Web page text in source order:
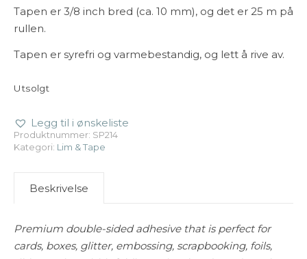
Tapen er 3/8 inch bred (ca. 10 mm), og det er 25 m på
rullen.
Tapen er syrefri og varmebestandig, og lett å rive av.
Utsolgt
Legg til i ønskeliste
Produktnummer: SP214
Kategori: Lim & Tape
Beskrivelse
Premium double-sided adhesive that is perfect for
cards, boxes, glitter, embossing, scrapbooking, foils,